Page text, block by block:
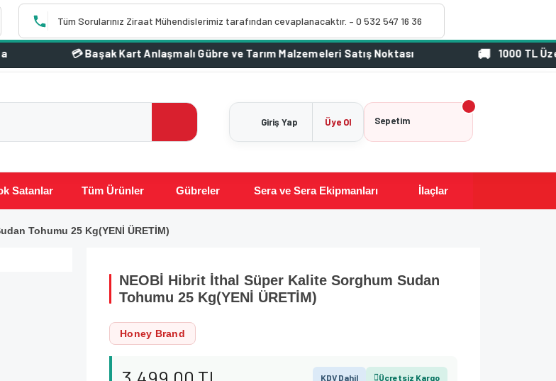
Tüm Sorularınız Ziraat Mühendislerimiz tarafından cevaplanacaktır. – 0 532 547 16 36
1000 TL Üzeri Siparişlerinizde
Giriş Yap Üye Ol Sepetim
Satanlar Tüm Ürünler Gübreler Sera ve Sera Ekipmanları İlaçlar
Tohumu 25 Kg(YENİ ÜRETİM)
NEOBİ Hibrit İthal Süper Kalite Sorghum Sudan
Tohumu 25 Kg(YENİ ÜRETİM)
Honey Brand
KDV Dahil Ücretsiz Kargo